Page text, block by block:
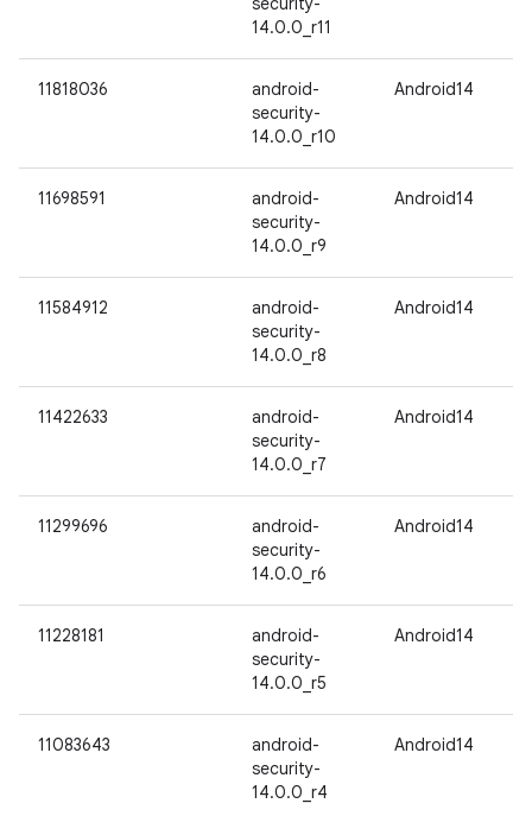
14.0.0_r11
11818036
android-
security-
14.0.0_r10
Android14
11698591
android-
security-
14.0.0_r9
Android14
11584912
android-
security-
14.0.0_r8
Android14
11422633
android-
security-
14.0.0_r7
Android14
11299696
android-
security-
14.0.0_r6
Android14
11228181
android-
security-
14.0.0_r5
Android14
11083643
android-
security-
14.0.0_r4
Android14